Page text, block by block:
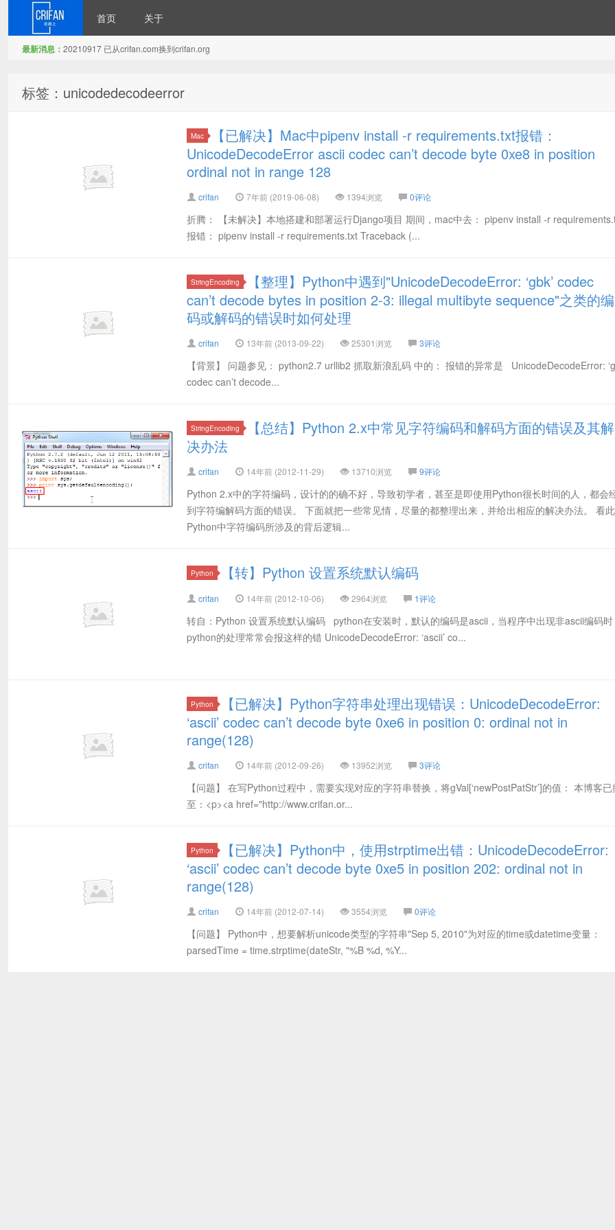
首页 关于
最新消息： 20210917 已从crifan.com换到crifan.org
标签：unicodedecodeerror
Mac
【已解决】Mac中pipenv install -r requirements.txt报错：
UnicodeDecodeError ascii codec can’t decode byte 0xe8 in position
ordinal not in range 128
crifan 7年前 (2019-06-08) 1394浏览 0评论
折腾： 【未解决】本地搭建和部署运行Django项目 期间，mac中去： pipenv install -r
报错： pipenv install -r requirements.txt Traceback (...
StringEncoding
【整理】Python中遇到"UnicodeDecodeError: ‘gbk’ codec
can’t decode bytes in position 2-3: illegal multibyte sequence"之类的编
码或解码的错误时如何处理
crifan 13年前 (2013-09-22) 25301浏览 3评论
【背景】 问题参见： python2.7 urllib2 抓取新浪乱码 中的： 报错的异常是 UnicodeDecodeError:
codec can’t decode...
StringEncoding
【总结】Python 2.x中常见字符编码和解码方面的错误及其解
决办法
crifan 14年前 (2012-11-29) 13710浏览 9评论
Python 2.x中的字符编码，设计的的确不好，导致初学者，甚至是即使用Python很长时间的人，都会
到字符编解码方面的错误。 下面就把一些常见情，尽量的都整理出来，并给出相应的解决办法。 看
Python中字符编码所涉及的背后逻辑...
Python 【转】Python 设置系统默认编码
crifan 14年前 (2012-10-06) 2964浏览 1评论
转自：Python 设置系统默认编码 python在安装时，默认的编码是ascii，当程序中出现非ascii编码时
python的处理常常会报这样的错 UnicodeDecodeError: ‘ascii’ co...
Python
【已解决】Python字符串处理出现错误：UnicodeDecodeError:
‘ascii’ codec can’t decode byte 0xe6 in position 0: ordinal not in
range(128)
crifan 14年前 (2012-09-26) 13952浏览 3评论
【问题】 在写Python过程中，需要实现对应的字符串替换，将gVal[‘newPostPatStr’]的值： 本博客已
至：<p><a href="http://www.crifan.or...
Python
【已解决】Python中，使用strptime出错：UnicodeDecodeError:
‘ascii’ codec can’t decode byte 0xe5 in position 202: ordinal not in
range(128)
crifan 14年前 (2012-07-14) 3554浏览 0评论
【问题】 Python中，想要解析unicode类型的字符串"Sep 5, 2010"为对应的time或datetime变量：
parsedTime = time.strptime(dateStr, "%B %d, %Y...